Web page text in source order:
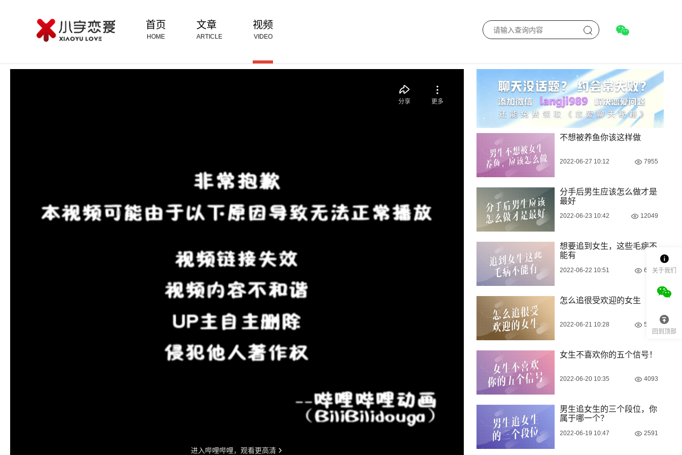
首页
HOME
文章
ARTICLE
视频
VIDEO
不想被养鱼你该这样做
2022-06-27 10:12 7955
分手后男生应该怎么做才是
最好
2022-06-23 10:42 12049
想要追到女生，这些毛病不
能有
2022-06-22 10:51 6925
怎么追很受欢迎的女生
2022-06-21 10:28 5221
女生不喜欢你的五个信号！
2022-06-20 10:35 4093
男生追女生的三个段位，你
属于哪一个？
2022-06-19 10:47 2591
关于我们
回到顶部